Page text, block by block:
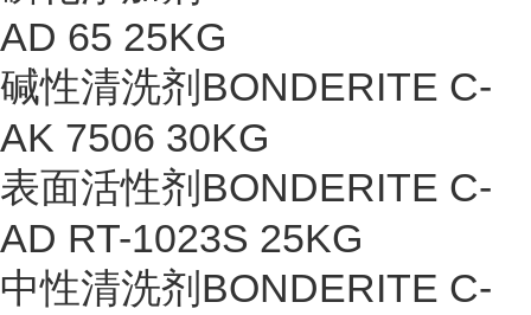
AD 65 25KG
碱性清洗剂BONDERITE C-
AK 7506 30KG
表面活性剂BONDERITE C-
AD RT-1023S 25KG
中性清洗剂BONDERITE C-